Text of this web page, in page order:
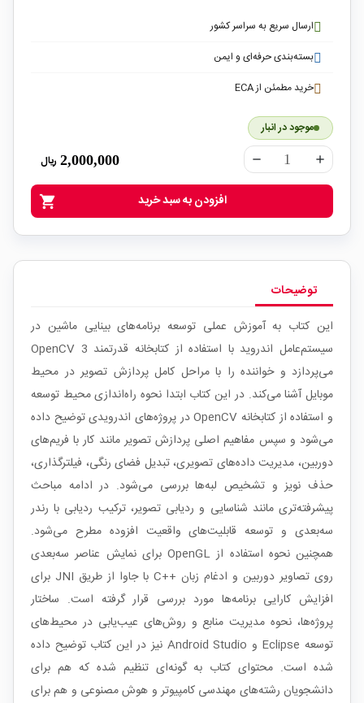
ارسال سریع به سراسر کشور
بسته‌بندی حرفه‌ای و ایمن
خرید مطمئن از ECA
موجود در انبار
remove add
2,000,000 ریال
shopping_cart افزودن به سبد خرید
توضیحات
این کتاب به آموزش عملی توسعه برنامه‌های بینایی ماشین در
سیستم‌عامل اندروید با استفاده از کتابخانه قدرتمند OpenCV 3
می‌پردازد و خواننده را با مراحل کامل پردازش تصویر در محیط
موبایل آشنا می‌کند. در این کتاب ابتدا نحوه راه‌اندازی محیط توسعه
و استفاده از کتابخانه OpenCV در پروژه‌های اندرویدی توضیح داده
می‌شود و سپس مفاهیم اصلی پردازش تصویر مانند کار با فریم‌های
دوربین، مدیریت داده‌های تصویری، تبدیل فضای رنگی، فیلترگذاری،
حذف نویز و تشخیص لبه‌ها بررسی می‌شود. در ادامه مباحث
پیشرفته‌تری مانند شناسایی و ردیابی تصویر، ترکیب ردیابی با رندر
سه‌بعدی و توسعه قابلیت‌های واقعیت افزوده مطرح می‌شود.
همچنین نحوه استفاده از OpenGL برای نمایش عناصر سه‌بعدی
روی تصاویر دوربین و ادغام زبان ++C با جاوا از طریق JNI برای
افزایش کارایی برنامه‌ها مورد بررسی قرار گرفته است. ساختار
پروژه‌ها، نحوه مدیریت منابع و روش‌های عیب‌یابی در محیط‌های
توسعه Eclipse و Android Studio نیز در این کتاب توضیح داده
شده است. محتوای کتاب به گونه‌ای تنظیم شده که هم برای
دانشجویان رشته‌های مهندسی کامپیوتر و هوش مصنوعی و هم برای